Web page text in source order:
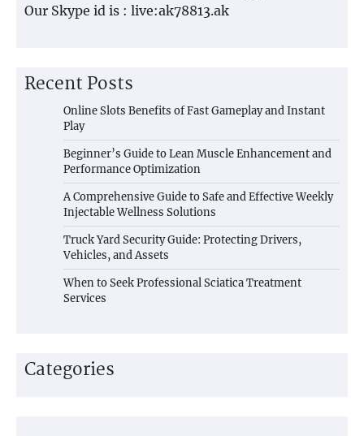
Our Skype id is : live:ak78813.ak
Recent Posts
Online Slots Benefits of Fast Gameplay and Instant
Play
Beginner’s Guide to Lean Muscle Enhancement and
Performance Optimization
A Comprehensive Guide to Safe and Effective Weekly
Injectable Wellness Solutions
Truck Yard Security Guide: Protecting Drivers,
Vehicles, and Assets
When to Seek Professional Sciatica Treatment
Services
Categories